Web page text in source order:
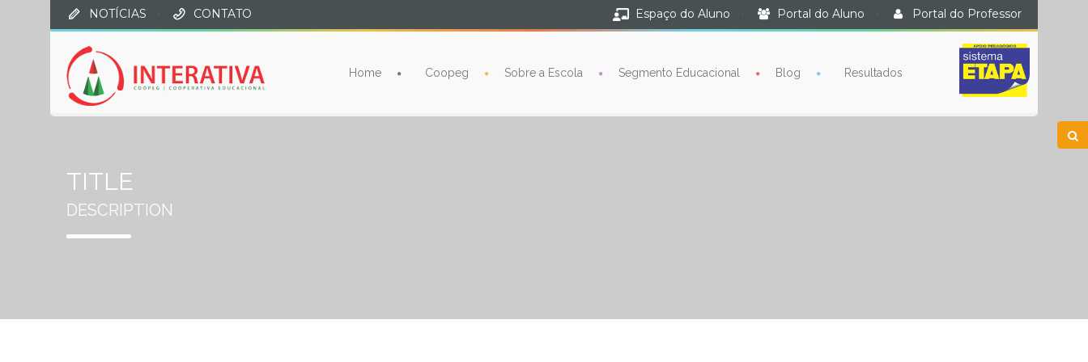
NOTÍCIAS · CONTATO Espaço do Aluno · Portal do Aluno · Portal do Professor
Home Coopeg Sobre a Escola Segmento Educacional Blog Resultados
TITLE
DESCRIPTION